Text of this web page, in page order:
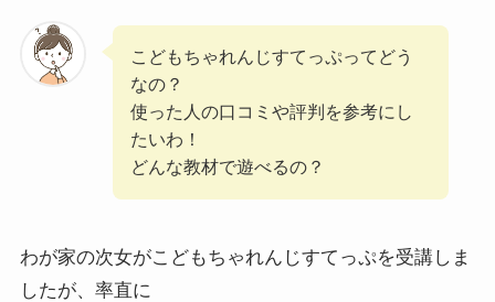
こどもちゃれんじすてっぷってどう
なの？
使った人の口コミや評判を参考にし
たいわ！
どんな教材で遊べるの？
わが家の次女がこどもちゃれんじすてっぷを受講しま
したが、率直に